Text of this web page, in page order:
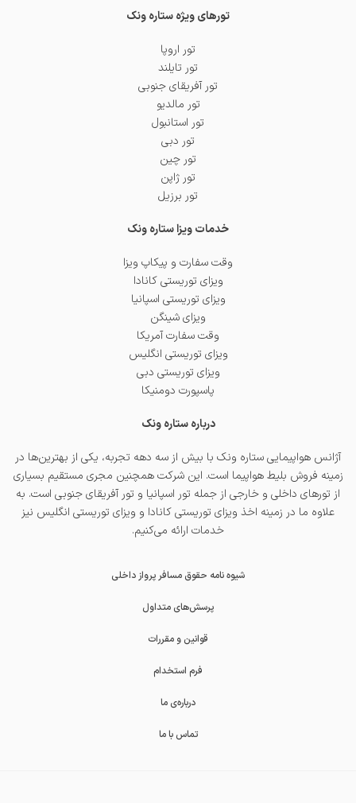
تورهای ویژه ستاره ونک
تور اروپا
تور تایلند
تور آفریقای جنوبی
تور مالدیو
تور استانبول
تور دبی
تور چین
تور ژاپن
تور برزیل
خدمات ویزا ستاره ونک
وقت سفارت و پیکاپ ویزا
ویزای توریستی کانادا
ویزای توریستی اسپانیا
ویزای شینگن
وقت سفارت آمریکا
ویزای توریستی انگلیس
ویزای توریستی دبی
پاسپورت دومنیکا
درباره ستاره ونک
آژانس هواپیمایی ستاره ونک با بیش از سه دهه تجربه، یکی از بهترین‌ها در
زمینه فروش بلیط هواپیما است. این شرکت همچنین مجری مستقیم بسیاری
از تورهای داخلی و خارجی از جمله تور اسپانیا و تور آفریقای جنوبی است. به
علاوه ما در زمینه اخذ ویزای توریستی کانادا و ویزای توریستی انگلیس نیز
خدمات ارائه می‌کنیم.
شیوه نامه حقوق مسافر پرواز داخلی
پرسش‌های متداول
قوانین و مقررات
فرم استخدام
درباره‌ی ما
تماس با ما